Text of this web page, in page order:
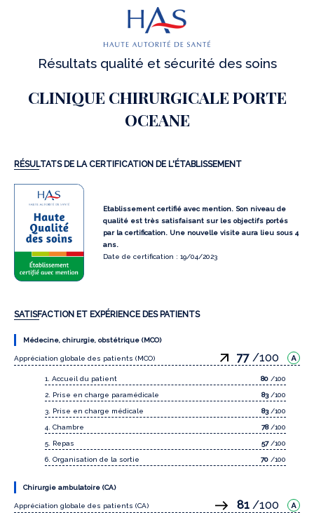
Résultats qualité et sécurité des soins
CLINIQUE CHIRURGICALE PORTE
OCEANE
RÉSULTATS DE LA CERTIFICATION DE L'ÉTABLISSEMENT
Etablissement certifié avec mention. Son niveau de
qualité est très satisfaisant sur les objectifs portés
par la certification. Une nouvelle visite aura lieu sous 4
ans.
Date de certification : 19/04/2023
SATISFACTION ET EXPÉRIENCE DES PATIENTS
Médecine, chirurgie, obstétrique (MCO)
Appréciation globale des patients (MCO) 77 /100
1. Accueil du patient 80 /100
2. Prise en charge paramédicale 83/100
3. Prise en charge médicale 83/100
4. Chambre 78/100
5. Repas 57/100
6. Organisation de la sortie 70 /100
Chirurgie ambulatoire (CA)
Appréciation globale des patients (CA) 81 /100